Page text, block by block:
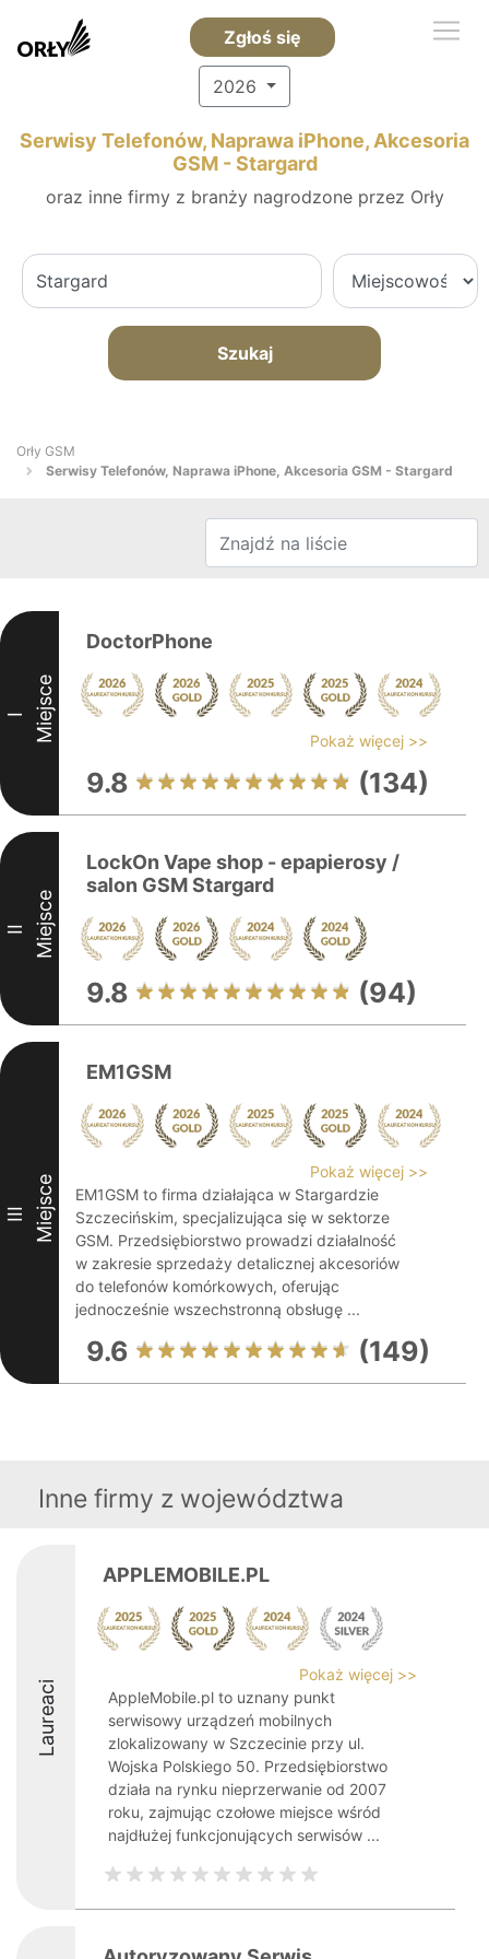
Zgłoś się
2026
Serwisy Telefonów, Naprawa iPhone, Akcesoria
GSM - Stargard
oraz inne firmy z branży nagrodzone przez Orły
Szukaj
Orły GSM
Serwisy Telefonów, Naprawa iPhone, Akcesoria GSM - Stargard
I Miejsce
DoctorPhone
Pokaż więcej >>
9.8 (134)
II Miejsce
LockOn Vape shop - epapierosy /
salon GSM Stargard
9.8 (94)
III Miejsce
EM1GSM
Pokaż więcej >>
EM1GSM to firma działająca w Stargardzie
Szczecińskim, specjalizująca się w sektorze
GSM. Przedsiębiorstwo prowadzi działalność
w zakresie sprzedaży detalicznej akcesoriów
do telefonów komórkowych, oferując
jednocześnie wszechstronną obsługę ...
9.6 (149)
Inne firmy z województwa
Laureaci
APPLEMOBILE.PL
Pokaż więcej >>
AppleMobile.pl to uznany punkt
serwisowy urządzeń mobilnych
zlokalizowany w Szczecinie przy ul.
Wojska Polskiego 50. Przedsiębiorstwo
działa na rynku nieprzerwanie od 2007
roku, zajmując czołowe miejsce wśród
najdłużej funkcjonujących serwisów ...